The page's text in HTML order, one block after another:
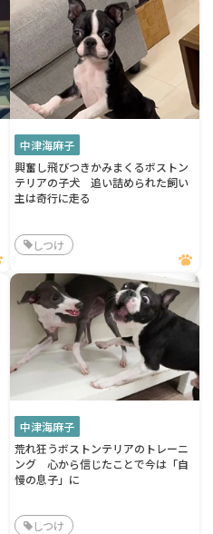
中津海麻子
興奮し飛びつきかみまくるボストン
テリアの子犬 追い詰められた飼い
主は奇行に走る
しつけ
中津海麻子
荒れ狂うボストンテリアのトレーニ
ング 心から信じたことで今は「自
慢の息子」に
しつけ